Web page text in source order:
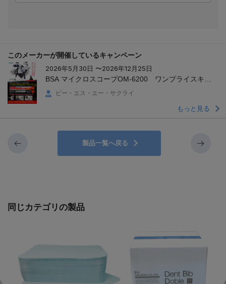
このメーカーが開催しているキャンペーン
2026年5月30日 〜2026年12月25日
BSA マイクロスコープOM-6200 ワンプライスキャ
ンペーン
ビー・エス・エー・サクライ
もっと見る
製品一覧へ戻る
同じカテゴリの製品